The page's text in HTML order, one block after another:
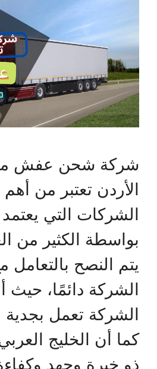
شركة شحن عفش
الأردن تعتبر من
الشركات التي يعتمد
بواسطة الكثير من
يتم النصح بالتعامل
الشركة دائمًا، حيث
الشركة تعمل بجدية
كما أن الخليج
ذو خبرة وجهد